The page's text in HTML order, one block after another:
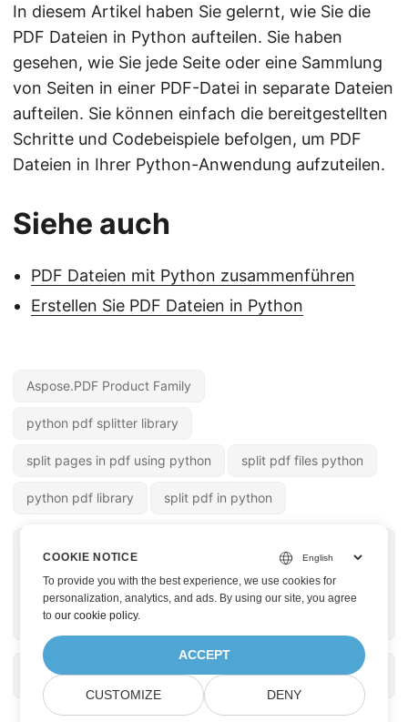
In diesem Artikel haben Sie gelernt, wie Sie die
PDF Dateien in Python aufteilen. Sie haben
gesehen, wie Sie jede Seite oder eine Sammlung
von Seiten in einer PDF-Datei in separate Dateien
aufteilen. Sie können einfach die bereitgestellten
Schritte und Codebeispiele befolgen, um PDF
Dateien in Ihrer Python-Anwendung aufzuteilen.
Siehe auch
PDF Dateien mit Python zusammenführen
Erstellen Sie PDF Dateien in Python
Aspose.PDF Product Family
python pdf splitter library
split pages in pdf using python split pdf files python
python pdf library split pdf in python
PDF Dateien in
Python
Mehrere PDF Dateien
in Python
COOKIE NOTICE
To provide you with the best experience, we use cookies for
personalization, analytics, and ads. By using our site, you agree
toour cookie policy.
ACCEPT
CUSTOMIZE DENY